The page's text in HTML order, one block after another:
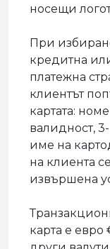
носещи
При
кредитна
платежна
клиентът
картата:
валидност,
име на
на клиента
извършена
карта е